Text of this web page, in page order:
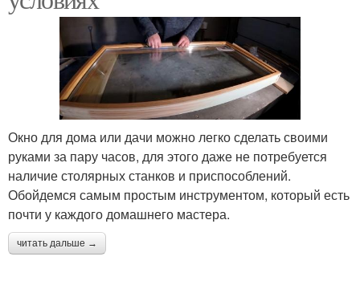
Окно для дома или дачи можно легко сделать своими
руками за пару часов, для этого даже не потребуется
наличие столярных станков и приспособлений.
Обойдемся самым простым инструментом, который есть
почти у каждого домашнего мастера.
читать дальше →